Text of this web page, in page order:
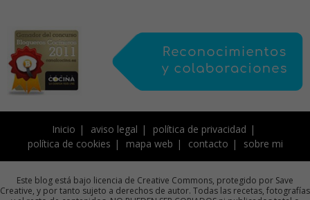
Inicio aviso legal
política de privacidad
política de cookies
mapa web contacto sobre mi
Este blog está bajo licencia de Creative Commons, protegido por Save
Creative, y por tanto sujeto a derechos de autor. Todas las recetas, fotografías